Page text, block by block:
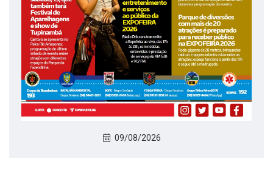
09/08/2026